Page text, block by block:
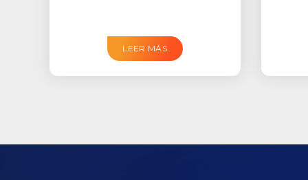
LEER MÁS